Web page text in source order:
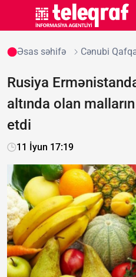
Əsas səhifə Cənubi
Rusiya
altında olan
etdi
11 İyun 17:19